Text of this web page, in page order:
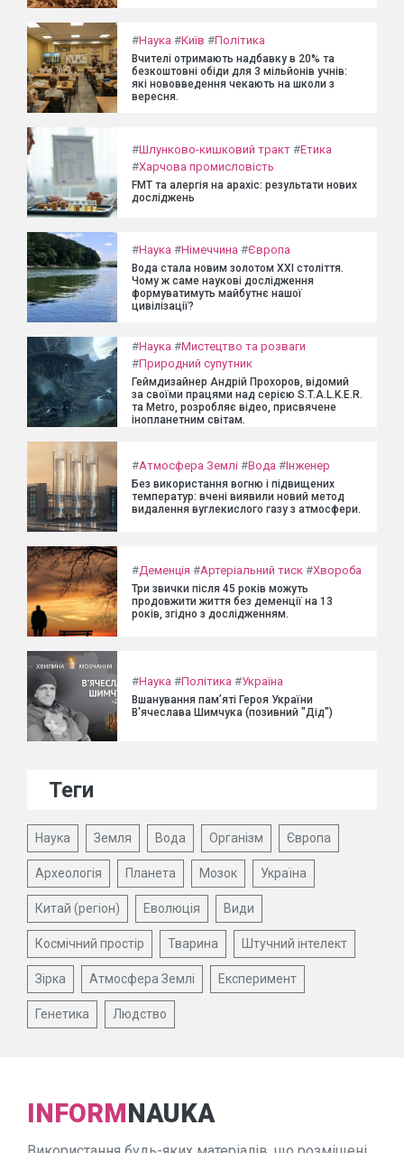
#Наука #Київ #Політика
Вчителі отримають надбавку в 20% та
безкоштовні обіди для 3 мільйонів учнів:
які нововведення чекають на школи з
вересня.
#Шлунково-кишковий тракт #Етика
#Харчова промисловість
FMT та алергія на арахіс: результати нових
досліджень
#Наука #Німеччина #Європа
Вода стала новим золотом XXI століття.
Чому ж саме наукові дослідження
формуватимуть майбутнє нашої
цивілізації?
#Наука #Мистецтво та розваги
#Природний супутник
Геймдизайнер Андрій Прохоров, відомий
за своїми працями над серією S.T.A.L.K.E.R.
та Metro, розробляє відео, присвячене
інопланетним світам.
#Атмосфера Землі #Вода #Інженер
Без використання вогню і підвищених
температур: вчені виявили новий метод
видалення вуглекислого газу з атмосфери.
#Деменція #Артеріальний тиск #Хвороба
Три звички після 45 років можуть
продовжити життя без деменції на 13
років, згідно з дослідженням.
#Наука #Політика #Україна
Вшанування пам’яті Героя України
В'ячеслава Шимчука (позивний "Дід")
Теги
Наука Земля Вода Організм Європа
Археологія Планета Мозок Україна
Китай (регіон) Еволюція Види
Космічний простір Тварина Штучний інтелект
Зірка Атмосфера Землі Експеримент
Генетика Людство
INFORMNAUKA